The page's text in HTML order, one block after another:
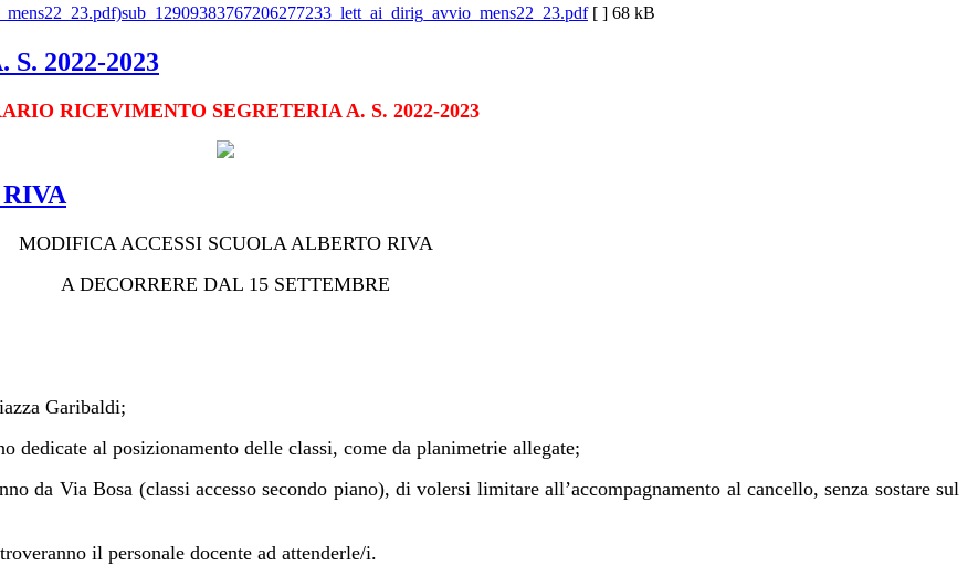
sub_12909383767206277233_lett_ai_dirig_avvio_mens22_23.pdf [ ] 68 kB
2022-2023
RICEVIMENTO SEGRETERIA A. S. 2022-2023
MODIFICA ACCESSI SCUOLA ALBERTO RIVA
A DECORRERE DAL 15 SETTEMBRE
Garibaldi;
dedicate al posizionamento delle classi, come da planimetrie allegate;
da Via Bosa (classi accesso secondo piano), di volersi limitare all’accompagnamento al cancello, senza sostare sul
il personale docente ad attenderle/i.